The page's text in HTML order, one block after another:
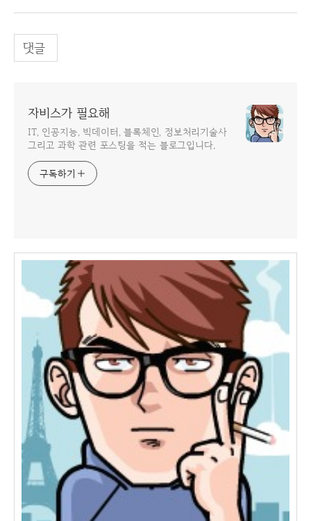
댓글
자비스가 필요해
IT, 인공지능, 빅데이터, 블록체인, 정보처리기술사
그리고 과학 관련 포스팅을 적는 블로그입니다.
구독하기